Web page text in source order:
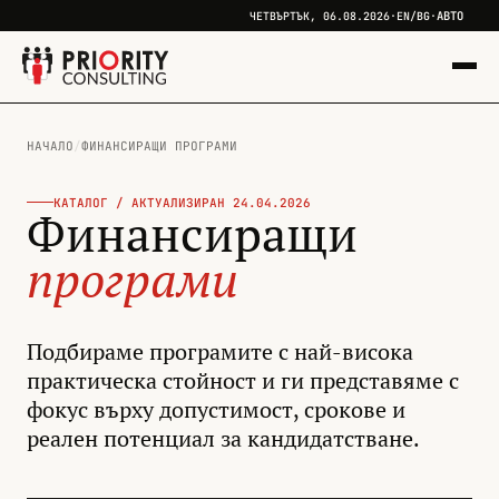
ЧЕТВЪРТЪК, 06.08.2026· EN/BG·АВТО
НАЧАЛО /ФИНАНСИРАЩИ ПРОГРАМИ
КАТАЛОГ / АКТУАЛИЗИРАН 24.04.2026
Финансиращи
програми
Подбираме програмите с най-висока
практическа стойност и ги представяме с
фокус върху допустимост, срокове и
реален потенциал за кандидатстване.